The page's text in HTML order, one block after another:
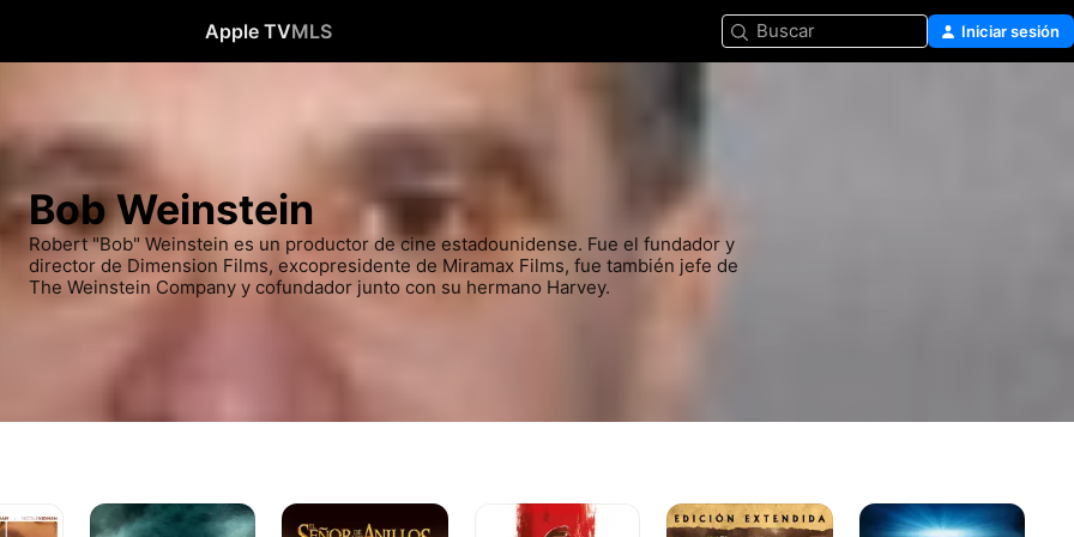
Apple TVMLS Buscar Iniciar sesión
Bob Weinstein
Robert "Bob" Weinstein es un productor de cine estadounidense. Fue el fundador y
director de Dimension Films, excopresidente de Miramax Films, fue también jefe de
The Weinstein Company y cofundador junto con su hermano Harvey.
El
señor
El
señor
Malditos
bastardos
El
Señor
Scary
Movie